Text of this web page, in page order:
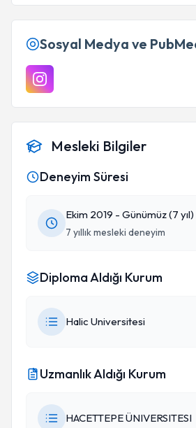
Sosyal Medya ve
Mesleki Bilgiler
Deneyim Süresi
Ekim 2019 - Günümüz (7 yıl)
7 yıllık mesleki deneyim
Diploma Aldığı Kurum
Halic Universitesi
Uzmanlık Aldığı Kurum
HACETTEPE ÜNIVERSITESI